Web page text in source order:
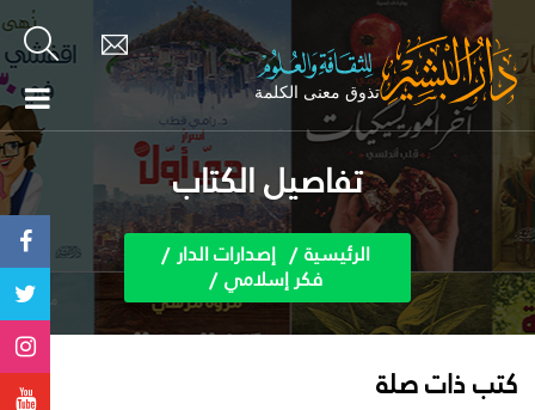
تفاصيل الكتاب
الرئيسية إصدارات الدار
فكر إسلامي
كتب ذات صلة